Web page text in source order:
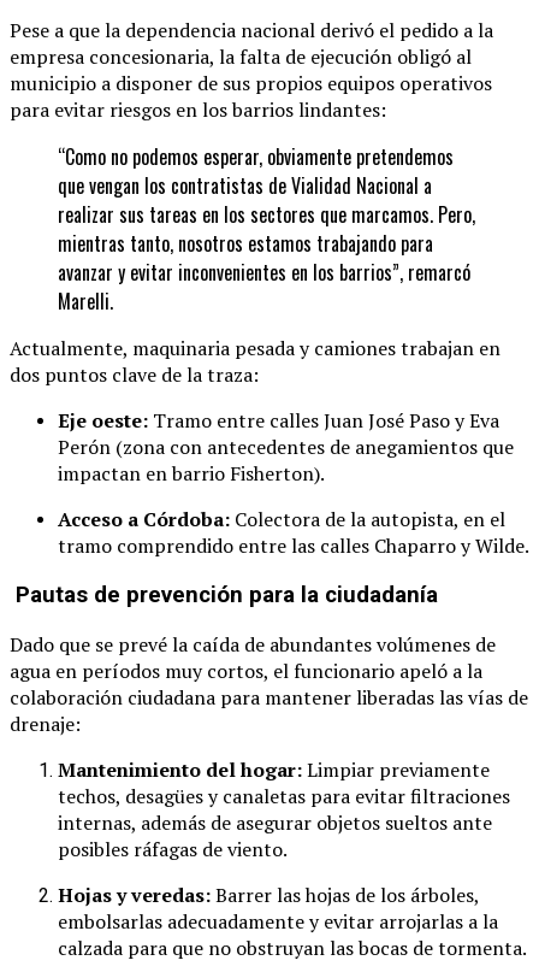
Pese a que la dependencia nacional derivó el pedido a la
empresa concesionaria, la falta de ejecución obligó al
municipio a disponer de sus propios equipos operativos
para evitar riesgos en los barrios lindantes:
“Como no podemos esperar, obviamente pretendemos
que vengan los contratistas de Vialidad Nacional a
realizar sus tareas en los sectores que marcamos. Pero,
mientras tanto, nosotros estamos trabajando para
avanzar y evitar inconvenientes en los barrios”, remarcó
Marelli.
Actualmente, maquinaria pesada y camiones trabajan en
dos puntos clave de la traza:
Eje oeste: Tramo entre calles Juan José Paso y Eva
Perón (zona con antecedentes de anegamientos que
impactan en barrio Fisherton).
Acceso a Córdoba: Colectora de la autopista, en el
tramo comprendido entre las calles Chaparro y Wilde.
Pautas de prevención para la ciudadanía
Dado que se prevé la caída de abundantes volúmenes de
agua en períodos muy cortos, el funcionario apeló a la
colaboración ciudadana para mantener liberadas las vías de
drenaje:
Mantenimiento del hogar:Limpiar previamente
techos, desagües y canaletas para evitar filtraciones
internas, además de asegurar objetos sueltos ante
posibles ráfagas de viento.
Hojas y veredas:Barrer las hojas de los árboles,
embolsarlas adecuadamente y evitar arrojarlas a la
calzada para que no obstruyan las bocas de tormenta.